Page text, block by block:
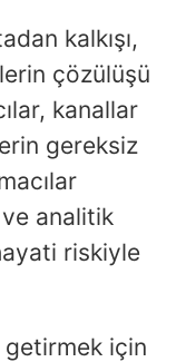
kalkışı,
çözülüşü
kanallar
gereksiz
analitik
riskiyle
için